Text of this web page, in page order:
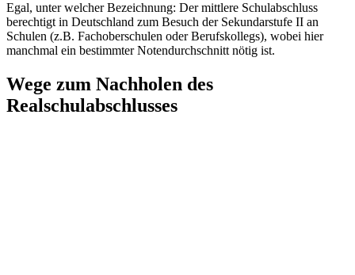
Egal, unter welcher Bezeichnung: Der mittlere Schulabschluss
berechtigt in Deutschland zum Besuch der Sekundarstufe II an
Schulen (z.B. Fachoberschulen oder Berufskollegs), wobei hier
manchmal ein bestimmter Notendurchschnitt nötig ist.
Wege zum Nachholen des
Realschulabschlusses